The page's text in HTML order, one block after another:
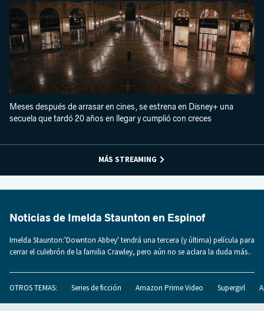
Meses después de arrasar en cines, se estrena en Disney+ una
secuela que tardó 20 años en llegar y cumplió con creces
MÁS STREAMING
Noticias de Imelda Staunton en Espinof
Imelda Staunton:'Downton Abbey' tendrá una tercera (y última) película para
cerrar el culebrón de la familia Crawley, pero aún no se aclara la duda más..
OTROS TEMAS: Series de ficción Amazon Prime Video Supergirl